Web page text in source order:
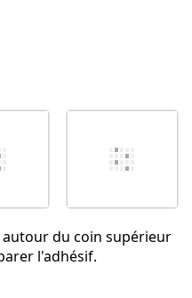
du coin supérieur
l'adhésif.